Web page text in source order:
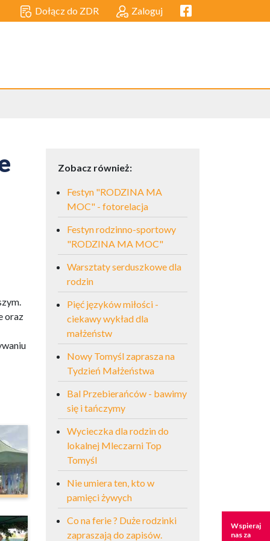
Dołącz do ZDR Zaloguj Facebook link
oraz
Zobacz również:
Festyn "RODZINA MA
MOC" - fotorelacja
Festyn rodzinno-sportowy
"RODZINA MA MOC"
Warsztaty serduszkowe dla
rodzin
Pięć języków miłości -
ciekawy wykład dla
małżeństw
Nowy Tomyśl zaprasza na
Tydzień Małżeństwa
Bal Przebierańców - bawimy
się i tańczymy
Wycieczka dla rodzin do
lokalnej Mleczarni Top
Tomyśl
Nie umiera ten, kto w
pamięci żywych
Co na ferie ? Duże rodzinki
zapraszają do zapisów.
Wspieraj
nas za